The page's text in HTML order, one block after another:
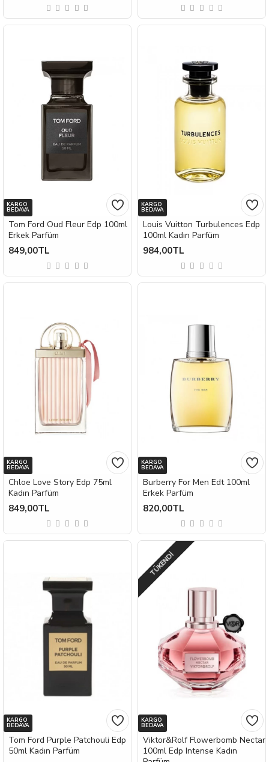
KARGO
BEDAVA
Tom Ford Oud Fleur Edp 100ml
Erkek Parfüm
849,00TL
KARGO
BEDAVA
Louis Vuitton Turbulences Edp
100ml Kadın Parfüm
984,00TL
KARGO
BEDAVA
Chloe Love Story Edp 75ml
Kadın Parfüm
849,00TL
KARGO
BEDAVA
Burberry For Men Edt 100ml
Erkek Parfüm
820,00TL
KARGO
BEDAVA
Tom Ford Purple Patchouli Edp
50ml Kadın Parfüm
KARGO
BEDAVA
TÜKENDI
Viktor&Rolf Flowerbomb Nectar
100ml Edp Intense Kadın